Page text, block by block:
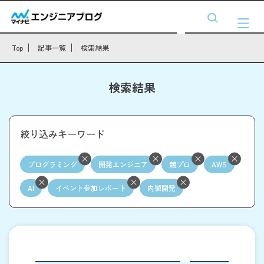
Top 記事一覧 検索結果
検索結果
絞り込みキーワード
プログラミング 開発エンジニア 競プロ AWS
AI イベント参加レポート 内製開発